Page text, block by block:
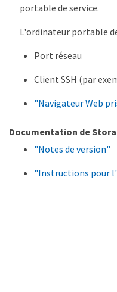
portable de service.
L'ordinateur portable
Port réseau
Client SSH (par
"Navigateur Web
Documentation de
"Notes de version"
"Instructions pour